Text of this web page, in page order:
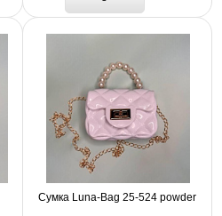
Сумка Luna-Bag 25-524 powder